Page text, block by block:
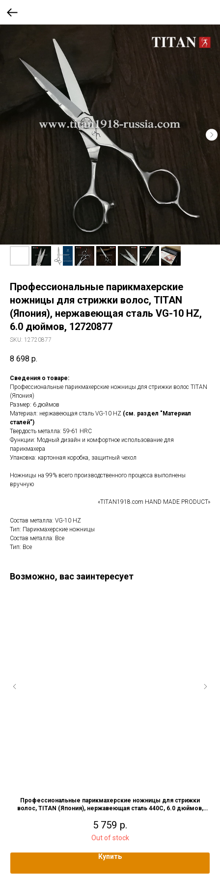
Профессиональные парикмахерские
ножницы для стрижки волос, TITAN
(Япония), нержавеющая сталь VG-10 HZ,
6.0 дюймов, 12720877
SKU: 12720877
8 698 р.
Сведения о товаре:
Профессиональные парикмахерские ножницы для стрижки волос TITAN
(Япония)
Размер: 6 дюймов
Материал: нержавеющая сталь VG-10 HZ (см. раздел "Материал
сталей")
Твердость металла: 59-61 HRC
Функции: Модный дизайн и комфортное использование для
парикмахера
Упаковка: картонная коробка, защитный чехол
Ножницы на 99% всего производственного процесса выполнены
вручную
«TITAN1918.com HAND MADE PRODUCT»
Состав металла: VG-10 HZ
Тип: Парикмахерские ножницы
Состав металла: Все
Тип: Все
Возможно, вас заинтересует
Профессиональные парикмахерские ножницы для стрижки
волос, TITAN (Япония), нержавеющая сталь 440C, 6.0 дюймов,
5 759 р.
Out of stock
Купить